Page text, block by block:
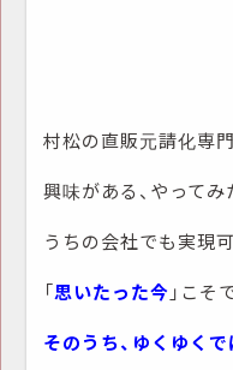
村松の直販元請化専
興味がある、やってみ
うちの会社でも実現
「思いたった今 」こそ
そのうち、ゆくゆく